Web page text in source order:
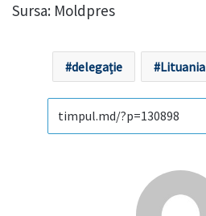
Sursa: Moldpres
delegație Lituania